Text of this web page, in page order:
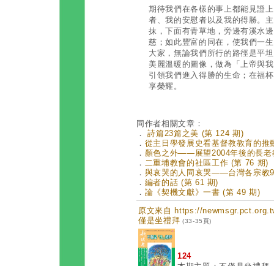
期待我們在各樣的事上都能見證
者、我的安慰者以及我的得勝。
抹，下面有青草地，旁邊有溪水
慈；如此豐富的同在，使我們一
大家，無論我們所行的路徑是平
美麗溫暖的圖像，做為「上帝與
引領我們進入得勝的生命；在福
享榮耀。
同作者相關文章：
．
詩篇23篇之美 (第 124 期)
． 從主日學發展史看基督教教育的推
． 顏色之外——展望2004年後的長老
． 二重埔教會的社區工作 (第 76 期)
． 與哀哭的人同哀哭——台灣各宗教
． 編者的話 (第 61 期)
． 論《契機文獻》一書 (第 49 期)
原文來自 https://
僅是坐禮拜 (33-35頁)
124